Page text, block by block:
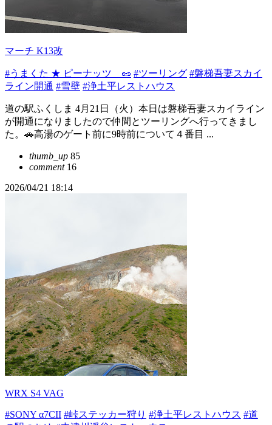
マーチ K13改
#うまくた ★ ピーナッツ 🥜 #ツーリング #磐梯吾妻スカイ
ライン開通 #雪壁 #浄土平レストハウス
道の駅ふくしま 4月21日（火）本日は磐梯吾妻スカイライン
が開通になりましたので仲間とツーリングへ行ってきまし
た。🚗高湯のゲート前に9時前について４番目 ...
thumb_up 85
comment16
2026/04/21 18:14
WRX S4 VAG
#SONY α7CII #峠ステッカー狩り #浄土平レストハウス #道